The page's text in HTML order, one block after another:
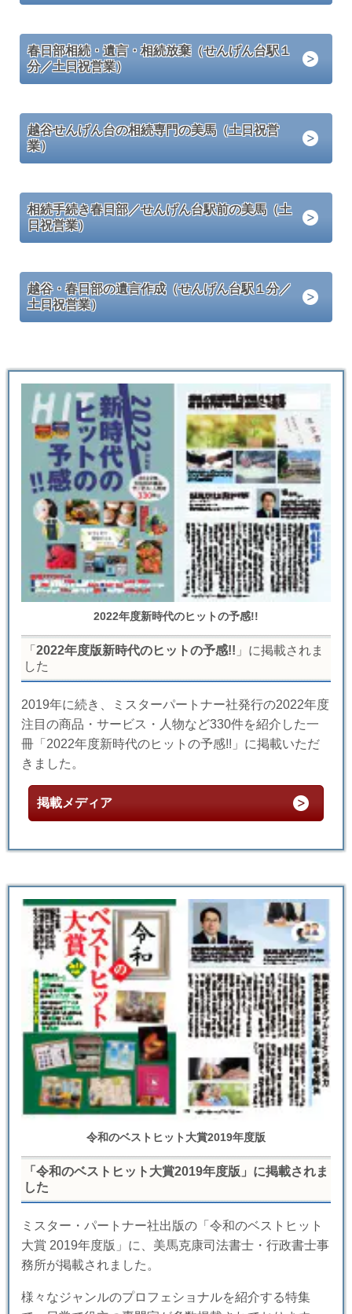
春日部相続・遺言・相続放棄（せんげん台駅１
分／土日祝営業）
越谷せんげん台の相続専門の美馬（土日祝営
業）
相続手続き春日部／せんげん台駅前の美馬（土
日祝営業）
越谷・春日部の遺言作成（せんげん台駅１分／
土日祝営業）
2022年度新時代のヒットの予感!!
「 2022年度版新時代のヒットの予感!! 」に掲載されま
した
2019年に続き、ミスターパートナー社発行の2022年度
注目の商品・サービス・人物など330件を紹介した一
冊「2022年度新時代のヒットの予感!!」に掲載いただ
きました。
掲載メディア
令和のベストヒット大賞2019年度版
「令和のベストヒット大賞2019年度版」に掲載されま
した
ミスター・パートナー社出版の「令和のベストヒット
大賞 2019年度版」に、美馬克康司法書士・行政書士事
務所が掲載されました。
様々なジャンルのプロフェショナルを紹介する特集